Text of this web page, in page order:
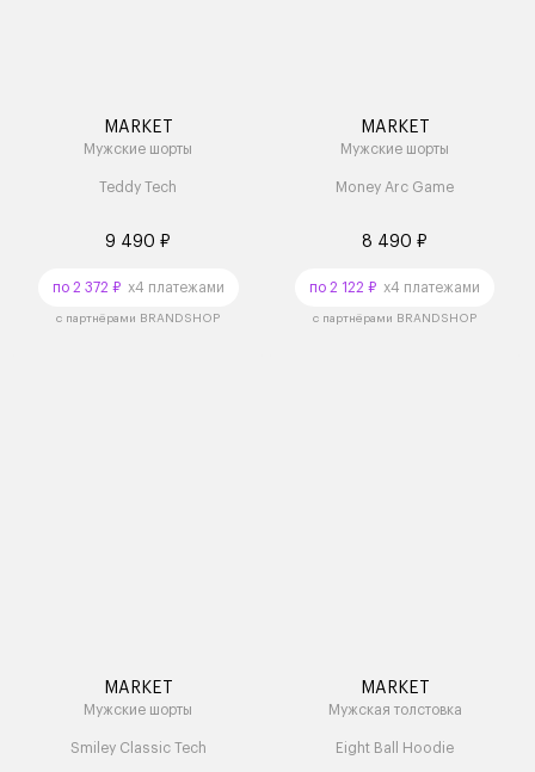
MARKET
Мужские шорты
Teddy Tech
9 490 ₽
по 2 372 ₽x4 платежами
с партнёрами BRANDSHOP
MARKET
Мужские шорты
Money Arc Game
8 490 ₽
по 2 122 ₽ x4 платежами
с партнёрами BRANDSHOP
MARKET
Мужские шорты
Smiley Classic Tech
MARKET
Мужская толстовка
Eight Ball Hoodie